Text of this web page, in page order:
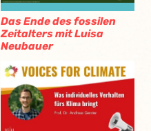
Das Ende des fossilen
Zeitalters mit Luisa
Neubauer